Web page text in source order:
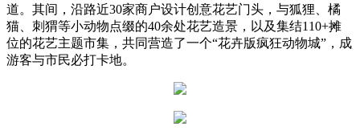
道。其间，沿路近30家商户设计创意花艺门头，与狐狸、橘
猫、刺猬等小动物点缀的40余处花艺造景，以及集结110+摊
位的花艺主题市集，共同营造了一个“花卉版疯狂动物城”，成
游客与市民必打卡地。